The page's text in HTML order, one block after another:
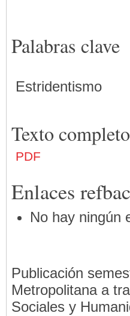
Palabras clave
Estridentismo
Texto
PDF
Enlaces
No hay ningún
Publicación
Metropolitana a
Sociales y